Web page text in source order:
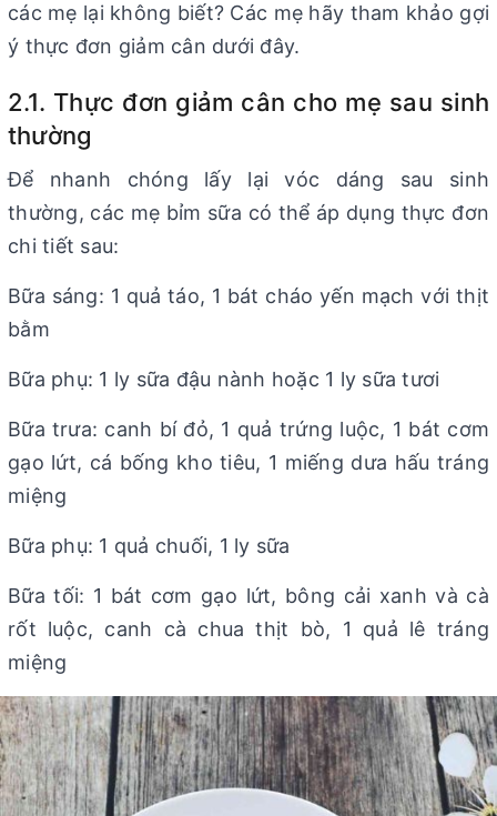
các mẹ lại không biết? Các mẹ hãy tham khảo gợi
ý thực đơn giảm cân dưới đây.
2.1. Thực đơn giảm cân cho mẹ sau sinh
thường
Để nhanh chóng lấy lại vóc dáng sau sinh
thường, các mẹ bỉm sữa có thể áp dụng thực đơn
chi tiết sau:
Bữa sáng: 1 quả táo, 1 bát cháo yến mạch với thịt
bằm
Bữa phụ: 1 ly sữa đậu nành hoặc 1 ly sữa tươi
Bữa trưa: canh bí đỏ, 1 quả trứng luộc, 1 bát cơm
gạo lứt, cá bống kho tiêu, 1 miếng dưa hấu tráng
miệng
Bữa phụ: 1 quả chuối, 1 ly sữa
Bữa tối: 1 bát cơm gạo lứt, bông cải xanh và cà
rốt luộc, canh cà chua thịt bò, 1 quả lê tráng
miệng